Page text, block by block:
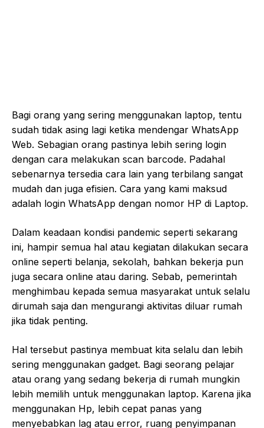
Bagi orang yang sering menggunakan laptop, tentu
sudah tidak asing lagi ketika mendengar WhatsApp
Web. Sebagian orang pastinya lebih sering login
dengan cara melakukan scan barcode. Padahal
sebenarnya tersedia cara lain yang terbilang sangat
mudah dan juga efisien. Cara yang kami maksud
adalah login WhatsApp dengan nomor HP di Laptop.
Dalam keadaan kondisi pandemic seperti sekarang
ini, hampir semua hal atau kegiatan dilakukan secara
online seperti belanja, sekolah, bahkan bekerja pun
juga secara online atau daring. Sebab, pemerintah
menghimbau kepada semua masyarakat untuk selalu
dirumah saja dan mengurangi aktivitas diluar rumah
jika tidak penting.
Hal tersebut pastinya membuat kita selalu dan lebih
sering menggunakan gadget. Bagi seorang pelajar
atau orang yang sedang bekerja di rumah mungkin
lebih memilih untuk menggunakan laptop. Karena jika
menggunakan Hp, lebih cepat panas yang
menyebabkan lag atau error, ruang penyimpanan